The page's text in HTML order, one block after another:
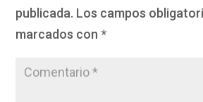
publicada. Los campos
marcados con *